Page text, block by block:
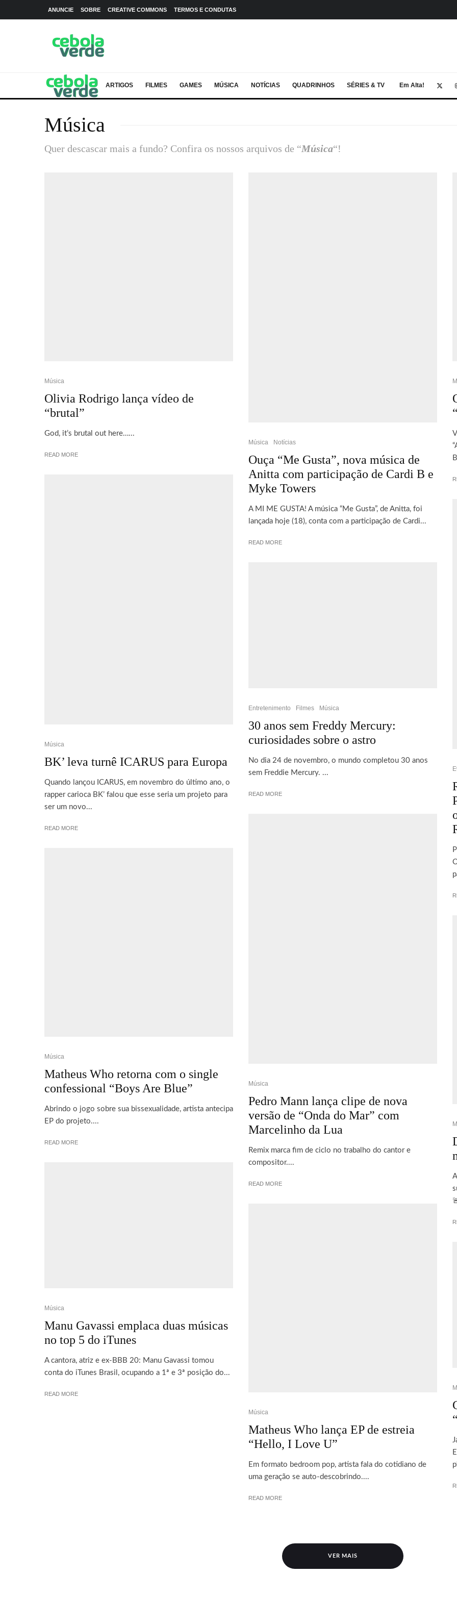
ANUNCIE SOBRE CREATIVE COMMONS TERMOS E CONDUTAS
ARTIGOS FILMES GAMES MÚSICA NOTÍCIAS QUADRINHOS SÉRIES & TV Em Alta!
Música
Quer descascar mais a fundo? Confira os nossos arquivos de “Música“!
Música
Olivia Rodrigo lança vídeo de
“brutal”
God, it’s brutal out here…...
READ MORE
Música
BK’ leva turnê ICARUS para Europa
Quando lançou ICARUS, em novembro do último ano, o
rapper carioca BK’ falou que esse seria um projeto para
ser um novo...
READ MORE
Música
Matheus Who retorna com o single
confessional “Boys Are Blue”
Abrindo o jogo sobre sua bissexualidade, artista antecipa
EP do projeto....
READ MORE
Música
Manu Gavassi emplaca duas músicas
no top 5 do iTunes
A cantora, atriz e ex-BBB 20: Manu Gavassi tomou
conta do iTunes Brasil, ocupando a 1ª e 3ª posição do...
READ MORE
Música Notícias
Ouça “Me Gusta”, nova música de
Anitta com participação de Cardi B e
Myke Towers
A MI ME GUSTA! A música “Me Gusta”, de Anitta, foi
lançada hoje (18), conta com a participação de Cardi...
READ MORE
Entretenimento Filmes Música
30 anos sem Freddy Mercury:
curiosidades sobre o astro
No dia 24 de novembro, o mundo completou 30 anos
sem Freddie Mercury. ...
READ MORE
Música
Pedro Mann lança clipe de nova
versão de “Onda do Mar” com
Marcelinho da Lua
Remix marca fim de ciclo no trabalho do cantor e
compositor....
READ MORE
Música
Matheus Who lança EP de estreia
“Hello, I Love U”
Em formato bedroom pop, artista fala do cotidiano de
uma geração se auto-descobrindo....
READ MORE
VER MAIS